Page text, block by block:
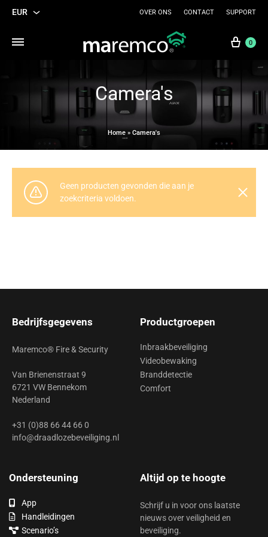
EUR
USD
OVER ONS CONTACT SUPPORT
0
Camera's
Home » Camera's
Geen producten gevonden die aan je
zoekcriteria voldoen.
Bedrijfsgegevens
Maremco® Fire & Security
Van Brienenstraat 9
6721 VW Bennekom
Nederland
+31 (0)88 66 44 66 0
info@draadlozebeveiliging.nl
Productgroepen
Inbraakbeveiliging
Videobewaking
Branddetectie
Comfort
Ondersteuning
App
Handleidingen
Scenario’s
Altijd op te hoogte
Schrijf u in voor ons laatste
nieuws over veiligheid en
beveiliging.